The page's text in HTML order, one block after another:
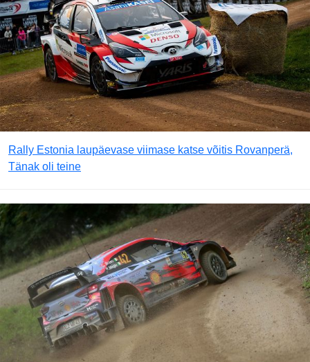
Rally Estonia laupäevase viimase katse võitis Rovanperä,
Tänak oli teine